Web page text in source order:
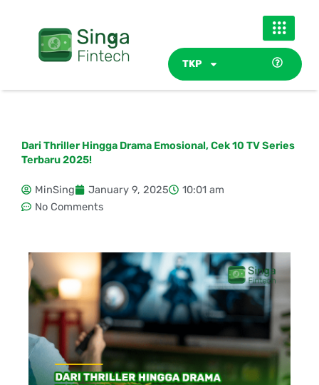
TKP
Dari Thriller Hingga Drama Emosional, Cek 10 TV Series
Terbaru 2025!
MinSing January 9, 2025
10:01 am
No Comments